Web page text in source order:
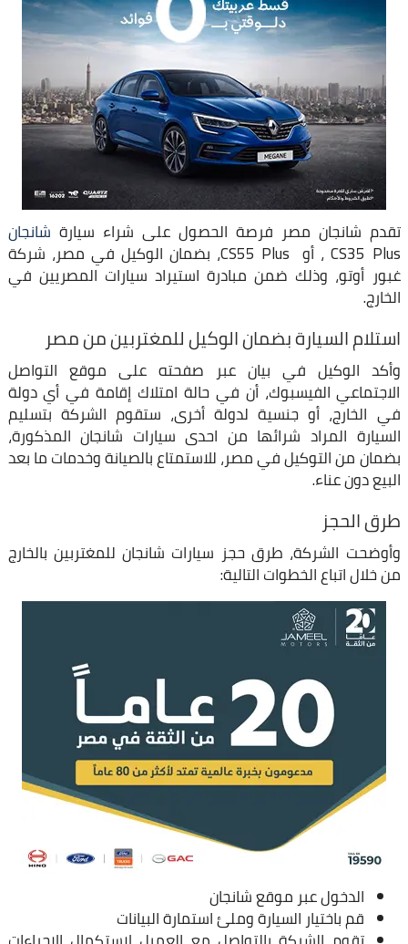
تقدم شانجان مصر فرصة الحصول على شراء سيارة شانجان
CS35 Plus ، أو CS55 Plus، بضمان الوكيل في مصر، شركة
غبور أوتو، وذلك ضمن مبادرة استيراد سيارات المصريين في
الخارج.
استلام السيارة بضمان الوكيل للمغتربين من مصر
وأكد الوكيل في بيان عبر صفحته على موقع التواصل
الاجتماعي الفيسبوك، أن في حالة امتلاك إقامة في أي دولة
في الخارج، أو جنسية لدولة أخرى، ستقوم الشركة بتسليم
السيارة المراد شرائها من احدى سيارات شانجان المذكورة،
بضمان من التوكيل في مصر، للاستمتاع بالصيانة وخدمات ما بعد
البيع دون عناء.
طرق الحجز
وأوضحت الشركة، طرق حجز سيارات شانجان للمغتربين بالخارج
من خلال اتباع الخطوات التالية:
الدخول عبر موقع شانجان
قم باختيار السيارة وملئ استمارة البيانات